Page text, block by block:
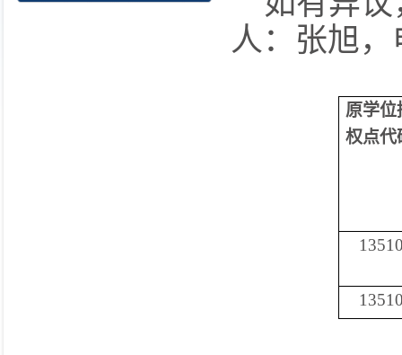
人： 张旭
原学位
权点代